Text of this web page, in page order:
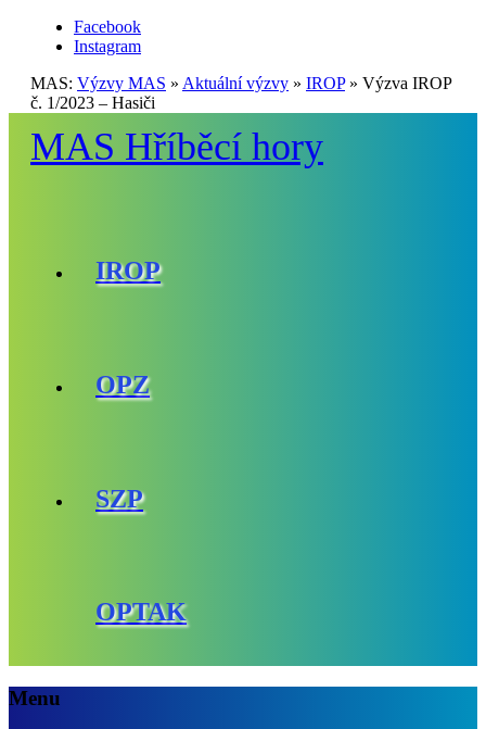
Facebook
Instagram
MAS: Výzvy MAS » Aktuální výzvy » IROP » Výzva IROP
č. 1/2023 – Hasiči
MAS Hříběcí hory
IROP
OPZ
SZP
OPTAK
Menu